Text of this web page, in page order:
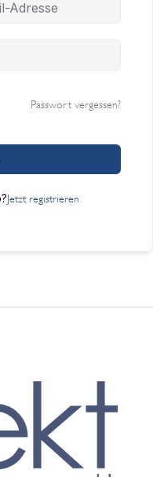
Passwort vergessen?
Jetzt registrieren